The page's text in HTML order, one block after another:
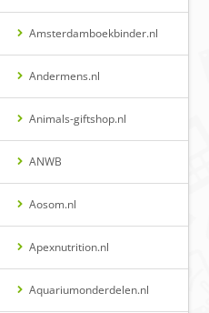
Amsterdamboekbinder.nl
Andermens.nl
Animals-giftshop.nl
ANWB
Aosom.nl
Apexnutrition.nl
Aquariumonderdelen.nl